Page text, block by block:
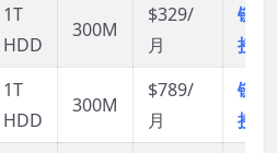
1T
HDD
300M
$329/
月
链
接
1T
HDD
300M
$789/
月
链
接